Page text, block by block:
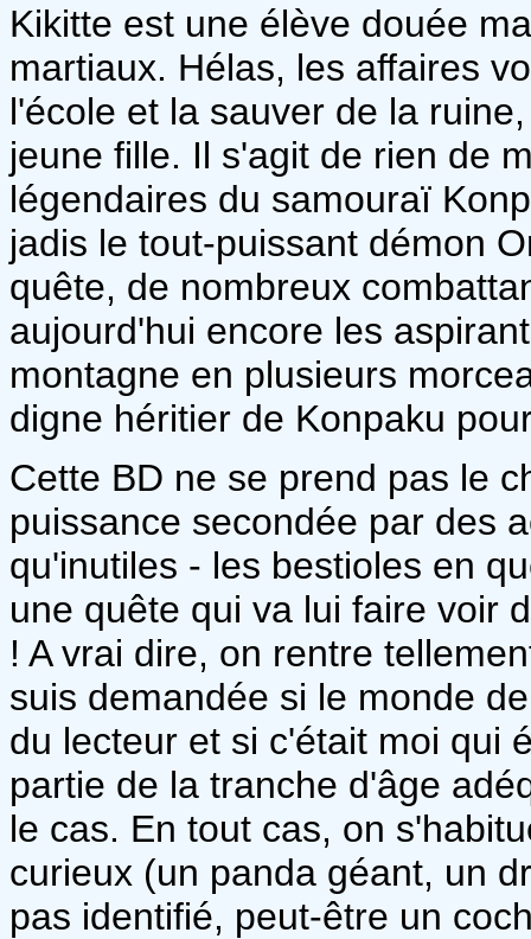
Kikitte est une élève douée
martiaux. Hélas, les affaires
l'école et la sauver de la
jeune fille. Il s'agit de rien de
légendaires du samouraï
jadis le tout-puissant démon
quête, de nombreux
aujourd'hui encore les
montagne en plusieurs
digne héritier de Konpaku
Cette BD ne se prend pas le
puissance secondée par des
qu'inutiles - les bestioles en
une quête qui va lui faire voir
! A vrai dire, on rentre
suis demandée si le monde
du lecteur et si c'était moi qui
partie de la tranche d'âge
le cas. En tout cas, on
curieux (un panda géant, un
pas identifié, peut-être un